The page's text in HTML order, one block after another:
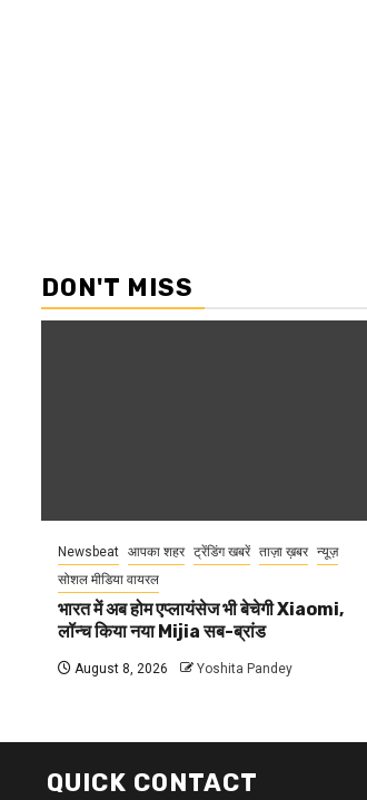
DON'T MISS
Newsbeat आपका शहर ट्रेंडिंग खबरें ताज़ा ख़बर न्यूज़
सोशल मीडिया वायरल
भारत में अब होम एप्लायंसेज भी बेचेगी Xiaomi,
लॉन्च किया नया Mijia सब-ब्रांड
August 8, 2026 Yoshita Pandey
QUICK CONTACT